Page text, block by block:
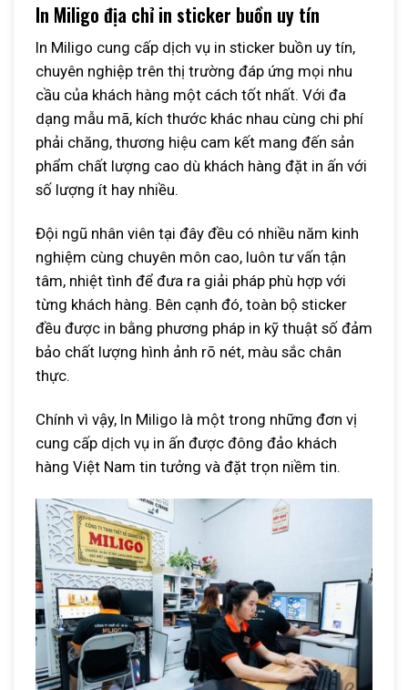
In Miligo địa chỉ in sticker buồn uy tín
In Miligo cung cấp dịch vụ in sticker buồn uy tín,
chuyên nghiệp trên thị trường đáp ứng mọi nhu
cầu của khách hàng một cách tốt nhất. Với đa
dạng mẫu mã, kích thước khác nhau cùng chi phí
phải chăng, thương hiệu cam kết mang đến sản
phẩm chất lượng cao dù khách hàng đặt in ấn với
số lượng ít hay nhiều.
Đội ngũ nhân viên tại đây đều có nhiều năm kinh
nghiệm cùng chuyên môn cao, luôn tư vấn tận
tâm, nhiệt tình để đưa ra giải pháp phù hợp với
từng khách hàng. Bên cạnh đó, toàn bộ sticker
đều được in bằng phương pháp in kỹ thuật số đảm
bảo chất lượng hình ảnh rõ nét, màu sắc chân
thực.
Chính vì vậy, In Miligo là một trong những đơn vị
cung cấp dịch vụ in ấn được đông đảo khách
hàng Việt Nam tin tưởng và đặt trọn niềm tin.